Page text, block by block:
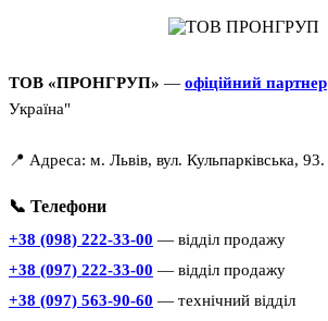
ТОВ «ПРОНГРУП» — офіційний партнер
Україна"
📍 Адреса: м. Львів, вул. Кульпарківська, 93.
📞 Телефони
+38 (098) 222-33-00 — відділ продажу
+38 (097) 222-33-00 — відділ продажу
+38 (097) 563-90-60 — технічний відділ